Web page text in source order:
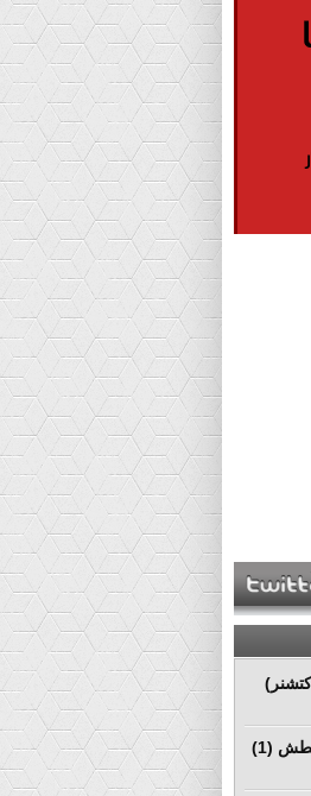
بورتسودان مدينة يأكلها الصدأ ويقتلها العطش (1)